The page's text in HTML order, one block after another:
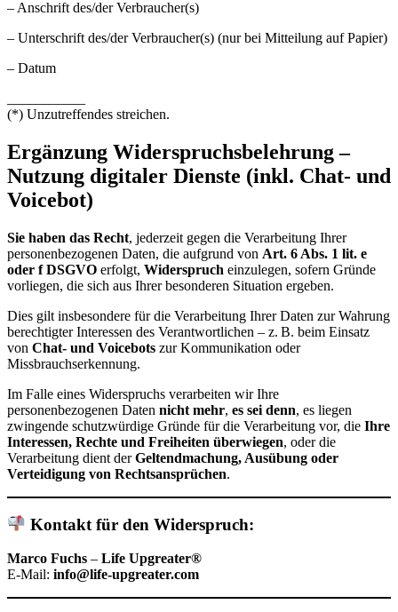
– Anschrift des/der Verbraucher(s)
– Unterschrift des/der Verbraucher(s) (nur bei Mitteilung auf Papier)
– Datum
(*) Unzutreffendes streichen.
Ergänzung Widerspruchsbelehrung –
Nutzung digitaler Dienste (inkl. Chat- und
Voicebot)
Sie haben das Recht, jederzeit gegen die Verarbeitung Ihrer
personenbezogenen Daten, die aufgrund von Art. 6 Abs. 1 lit. e
oder f DSGVO erfolgt, Widerspruch einzulegen, sofern Gründe
vorliegen, die sich aus Ihrer besonderen Situation ergeben.
Dies gilt insbesondere für die Verarbeitung Ihrer Daten zur Wahrung
berechtigter Interessen des Verantwortlichen – z. B. beim Einsatz
von Chat- und Voicebots zur Kommunikation oder
Missbrauchserkennung.
Im Falle eines Widerspruchs verarbeiten wir Ihre
personenbezogenen Daten nicht mehr, es sei denn, es liegen
zwingende schutzwürdige Gründe für die Verarbeitung vor, die Ihre
Interessen, Rechte und Freiheiten überwiegen, oder die
Verarbeitung dient derGeltendmachung, Ausübung oder
Verteidigung von Rechtsansprüchen.
Kontakt für den Widerspruch:
Marco Fuchs – Life Upgreater®
E-Mail: info@life-upgreater.com